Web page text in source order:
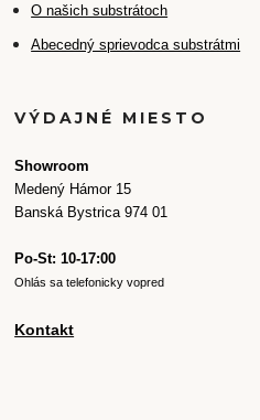
O našich substrátoch
Abecedný sprievodca substrátmi
VÝDAJNÉ MIESTO
Showroom
Medený Hámor 15
Banská Bystrica 974 01
Po-St: 10-17:00
Ohlás sa telefonicky vopred
Kontakt